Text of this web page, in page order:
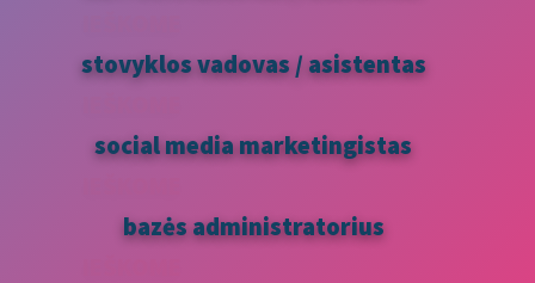
stovyklos vadovas / asistentas
social media marketingistas
bazės administratorius